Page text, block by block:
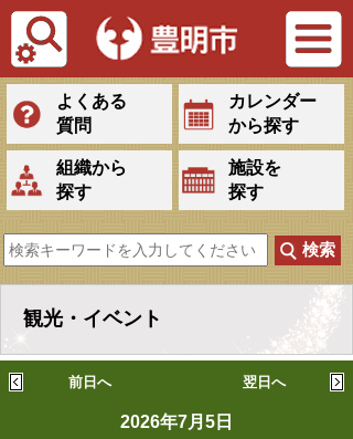
Tiếng Việt
よくある
質問
カレンダー
から探す
組織から
探す
施設を
探す
観光・イベント
2026年7月5日
翌日へ
前日へ